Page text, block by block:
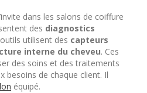
dans les salons de coiffure
des diagnostics
utilisent des capteurs
interne du cheveu. Ces
des soins et des traitements
besoins de chaque client. Il
équipé.